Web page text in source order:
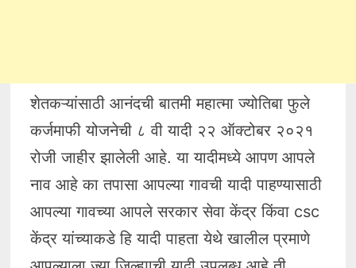
शेतकऱ्यांसाठी आनंदची बातमी महात्मा ज्योतिबा फुले
कर्जमाफी योजनेची ८ वी यादी २२ ऑक्टोबर २०२१
रोजी जाहीर झालेली आहे. या यादीमध्ये आपण आपले
नाव आहे का तपासा आपल्या गावची यादी पाहण्यासाठी
आपल्या गावच्या आपले सरकार सेवा केंद्र किंवा csc
केंद्र यांच्याकडे हि यादी पाहता येथे खालील प्रमाणे